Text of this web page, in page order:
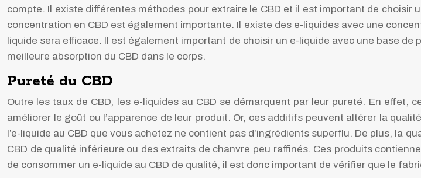
compte. Il existe différentes méthodes pour extraire le CBD et il est important de
concentration en CBD est également importante. Il existe des e-liquides avec une
liquide sera efficace. Il est également important de choisir un e-liquide avec une base
meilleure absorption du CBD dans le corps.
Pureté du CBD
Outre les taux de CBD, les e-liquides au CBD se démarquent par leur pureté. En
améliorer le goût ou l’apparence de leur produit. Or, ces additifs peuvent altérer la
l’e-liquide au CBD que vous achetez ne contient pas d’ingrédients superflu. De plus, la
CBD de qualité inférieure ou des extraits de chanvre peu raffinés. Ces produits
de consommer un e-liquide au CBD de qualité, il est donc important de vérifier que le